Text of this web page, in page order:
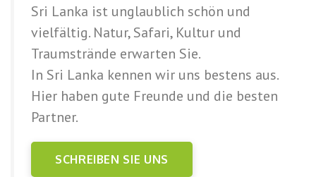
Sri Lanka ist unglaublich schön und
vielfältig. Natur, Safari, Kultur und
Traumstrände erwarten Sie.
In Sri Lanka kennen wir uns bestens aus.
Hier haben gute Freunde und die besten
Partner.
SCHREIBEN SIE UNS